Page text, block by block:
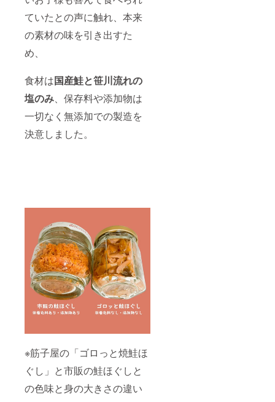
ていたとの声に触れ、本来
の素材の味を引き出すた
め、
食材は国産鮭と笹川流れの
塩のみ、保存料や添加物は
一切なく無添加での製造を
決意しました。
※筋子屋の「ゴロっと焼鮭ほ
ぐし」と市販の鮭ほぐしと
の色味と身の大きさの違い